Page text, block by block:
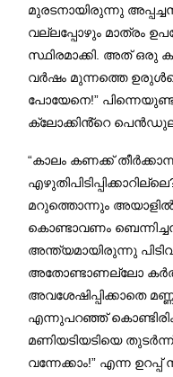
മുരടനായിരുന്നു
വല്ലപ്പോഴും മാത്രം
സ്ഥിരമാക്കി. അത് ഒരു
വർഷം മുന്നത്തെ
പോയേനെ!”
ക്ലോക്കിൻ്റെ
“കാലം കണക്ക്
മറുത്തൊന്നും അയാളിൽ
കൊണ്ടാവണം
അന്ത്യമായിരുന്നു
അതോണ്ടാണല്ലോ
അവശേഷിപ്പിക്കാതെ
എന്നുപറഞ്ഞ്
മണിയടിയടിയെ
വന്നേക്കാം!” എന്ന